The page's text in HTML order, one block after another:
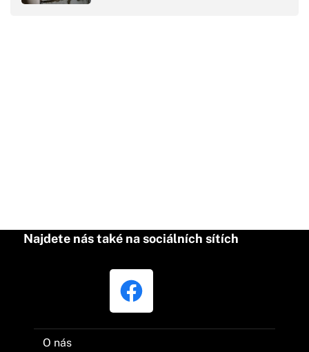
Najdete nás také na sociálních sítích
O nás